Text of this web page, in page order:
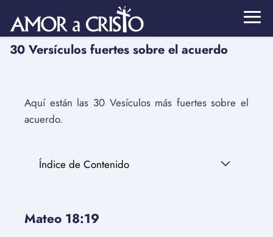
30 Versículos fuertes sobre el acuerdo
Aquí están las 30 Vesículos más fuertes sobre el
acuerdo.
Índice de Contenido
Mateo 18:19